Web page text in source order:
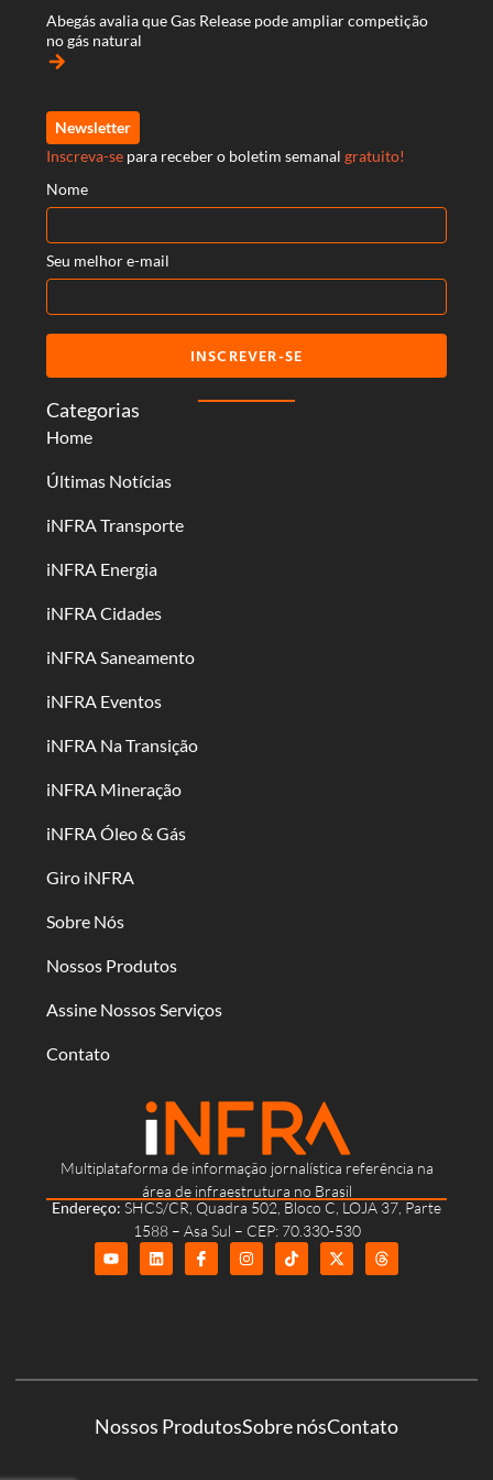
Multiplataforma de informação jornalística referência na
área de infraestrutura no Brasil
Endereço: SHCS/CR, Quadra 502, Bloco C, LOJA 37, Parte
1588 – Asa Sul – CEP: 70.330-530
Categorias
Home
Últimas Notícias
iNFRA Transporte
iNFRA Energia
iNFRA Cidades
iNFRA Saneamento
iNFRA Eventos
iNFRA Na Transição
iNFRA Mineração
iNFRA Óleo & Gás
Giro iNFRA
Sobre Nós
Nossos Produtos
Assine Nossos Serviços
Contato
Abegás avalia que Gas Release pode ampliar competição
no gás natural
arrow_forward
Newsletter
Inscreva-se para receber o boletim semanal gratuito!
Nome
Seu melhor e-mail
INSCREVER-SE
Nossos ProdutosSobre nósContato